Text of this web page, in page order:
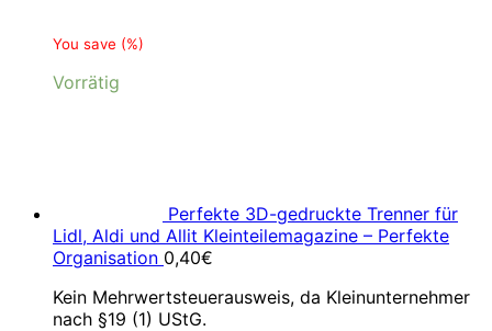
You save (%)
Vorrätig
Perfekte 3D-gedruckte Trenner für
Lidl, Aldi und Allit Kleinteilemagazine – Perfekte
Organisation 0,40€
Kein Mehrwertsteuerausweis, da Kleinunternehmer
nach §19 (1) UStG.